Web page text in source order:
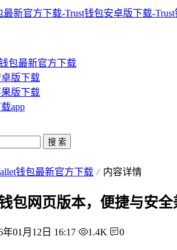
包最新官方下载
版下载
版下载
app
搜 索
钱包最新官方下载 内容详情
包网页版本，便捷与安
年01月12日 16:17 1.4K 0